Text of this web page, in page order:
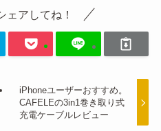
ェアしてね！
iPhoneユーザーおすすめ。
CAFELEの3in1巻き取り式
充電ケーブルレビュー